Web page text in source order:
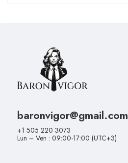
baronvigor@gmail.com
+1 505 220 3073
Lun – Ven : 09:00-17:00 (UTC+3)